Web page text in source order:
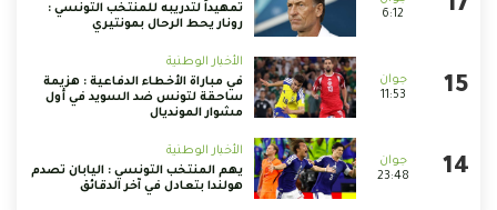
6:12
تمهيداً لتدريبه للمنتخب التونسي :
رونار يحط الرحال بمونتيري
11:53
الأخبار الوطنية
في مباراة الأخطاء الدفاعية : هزيمة
ساحقة لتونس ضد السويد في أول
مشوار المونديال
23:48
الأخبار الوطنية
يهم المنتخب التونسي : اليابان تصدم
هولندا بتعادل في آخر الدقائق